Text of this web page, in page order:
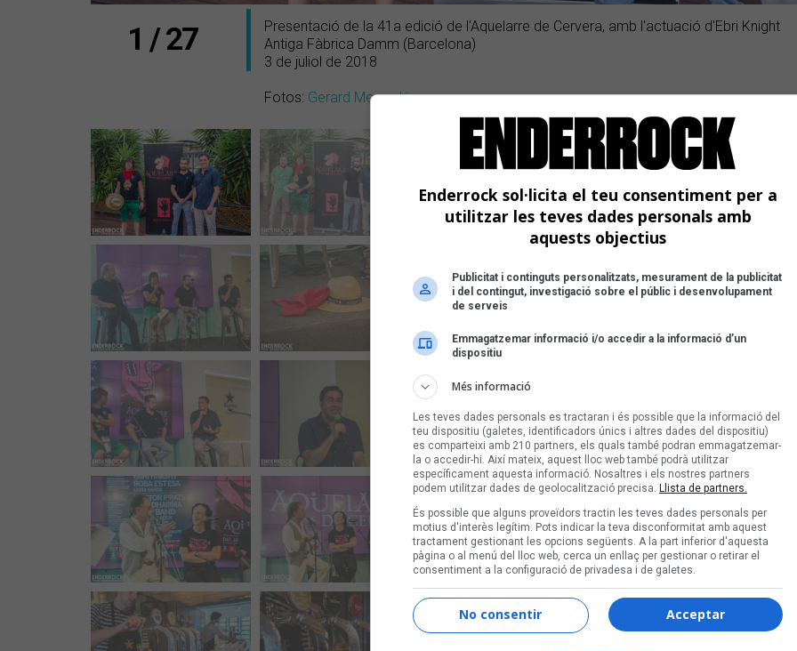
1 / 27
Presentació de la 41a edició de l'Aquelarre de Cervera, amb l'actuació d'Ebri Knight
Antiga Fàbrica Damm (Barcelona)
3 de juliol de 2018
Fotos: Gerard Mercadé
Enderrock sol·licita el teu consentiment per a
utilitzar les teves dades personals amb
aquests objectius
Publicitat i continguts personalitzats, mesurament de la publicitat
i del contingut, investigació sobre el públic i desenvolupament
de serveis
Emmagatzemar informació i/o accedir a la informació d’un
dispositiu
Més informació
Les teves dades personals es tractaran i és possible que la informació del
teu dispositiu (galetes, identificadors únics i altres dades del dispositiu)
es comparteixi amb 210 partners, els quals també podran emmagatzemar-
la o accedir-hi. Així mateix, aquest lloc web també podrà utilitzar
específicament aquesta informació. Nosaltres i els nostres partners
podem utilitzar dades de geolocalització precisa. Llista de partners.
És possible que alguns proveïdors tractin les teves dades personals per
motius d'interès legítim. Pots indicar la teva disconformitat amb aquest
tractament gestionant les opcions següents. A la part inferior d'aquesta
pàgina o al menú del lloc web, cerca un enllaç per gestionar o retirar el
consentiment a la configuració de privadesa i de galetes.
Acceptar
No consentir